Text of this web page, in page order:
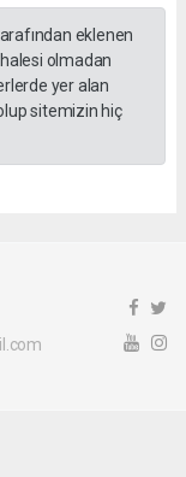
eklenen
olmadan
yer alan
sitemizin hiç